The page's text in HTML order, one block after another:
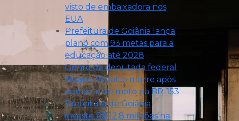
visto de embaixadora nos
EUA
Prefeitura de Goiânia lança
plano com 93 metas para a
educação até 2028
Genro da deputada federal
Magda Mofatto morre após
acidente de moto na BR-153
Prefeitura de Goiânia
investe R$ 12,8 milhões na